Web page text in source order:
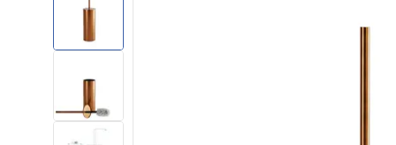
Caniveaux de douche